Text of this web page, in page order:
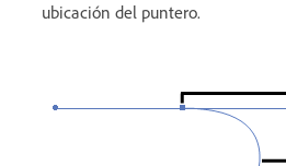
ubicación del puntero.